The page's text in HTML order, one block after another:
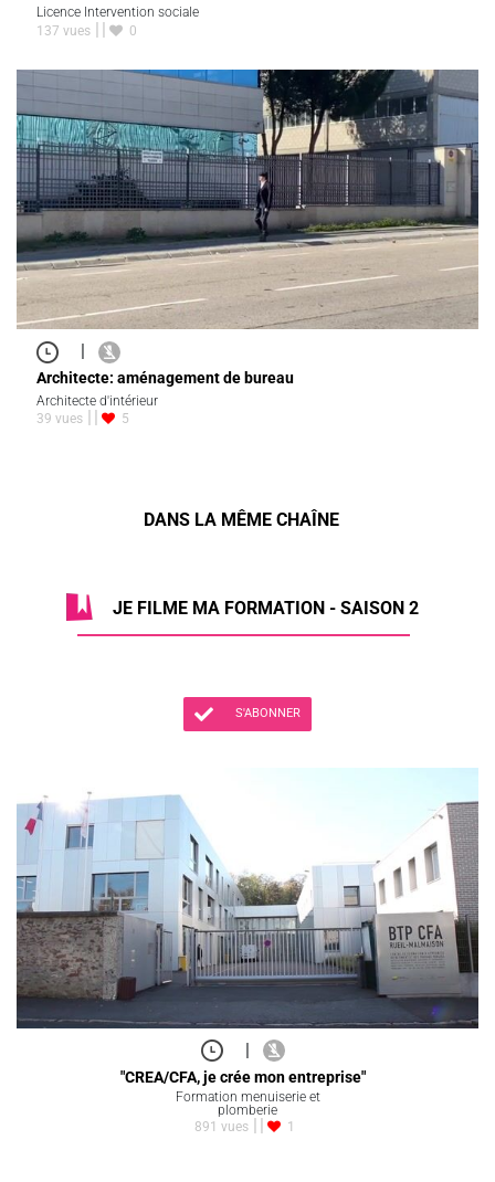
Licence Intervention sociale
137 vues
0
|
Architecte: aménagement de bureau
Architecte d'intérieur
39 vues
5
DANS LA MÊME CHAÎNE
JE FILME MA FORMATION - SAISON 2
S'ABONNER
|
"CREA/CFA, je crée mon entreprise"
Formation menuiserie et
plomberie
891 vues
1